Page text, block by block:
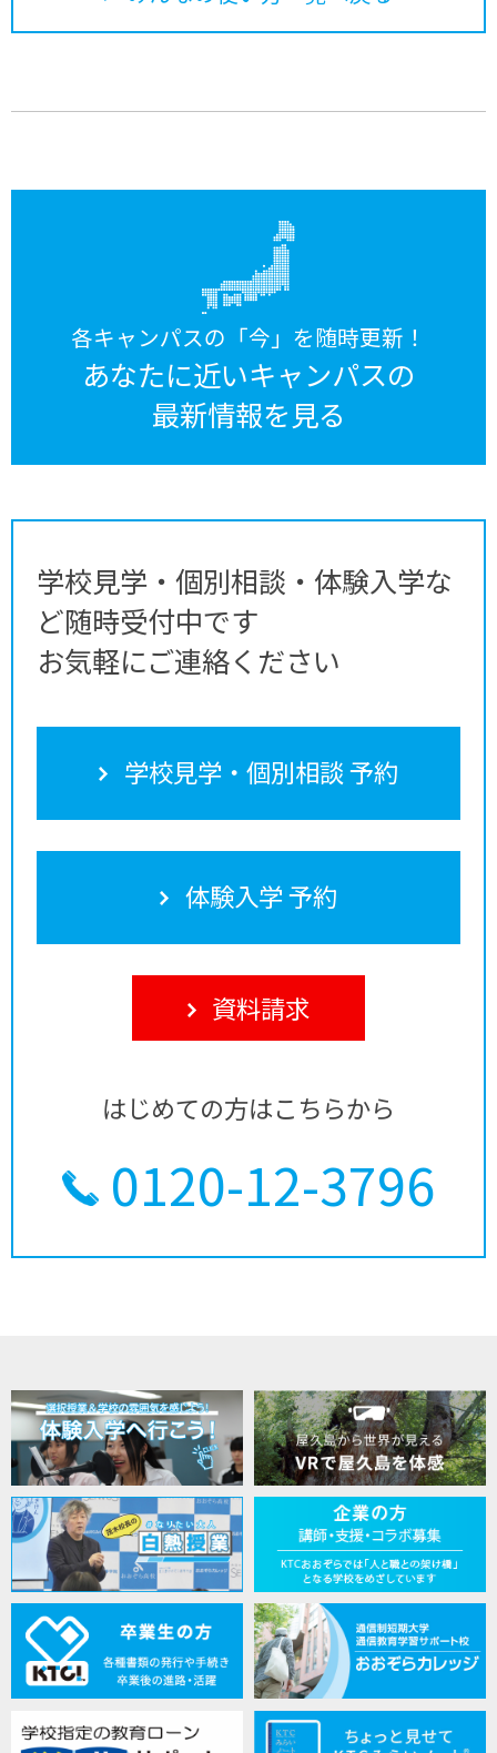
各キャンパスの「今」を随時更新！
あなたに近いキャンパスの
最新情報を見る
学校見学・個別相談・体験入学な
ど随時受付中です
お気軽にご連絡ください
学校見学・個別相談 予約
体験入学 予約
資料請求
はじめての方はこちらから
0120-12-3796